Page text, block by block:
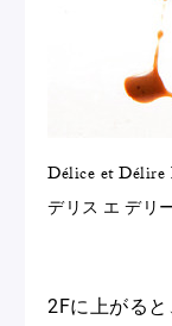
Délice et Délire
デリス エ デリ
2Fに上がる